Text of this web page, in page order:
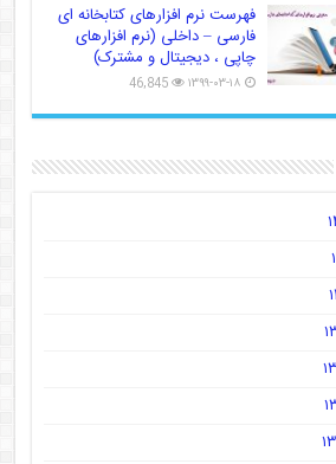
فهرست نرم افزارهای کتابخانه ای
فارسی – داخلی (نرم افزارهای
چاپی ، دیجیتال و مشترک)
۱۳۹۹-۰۳-۱۸ 46,845